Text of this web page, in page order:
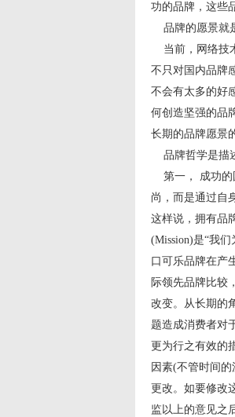
功的品牌，这些
品牌的愿景就
当前，网络技
不只对国内品牌
不会有太多的好
何创造坚强的品
长期的品牌愿景
品牌哲学是描
第一， 成功的
尚，而是通过自
这样说，拥有品
(Mission)是“我
口可乐品牌在产
际领先品牌比较
改变。从长期的
题造成消费者对
更为行之有效的
因素(不管时间
更改。如要修改
监以上的意见之